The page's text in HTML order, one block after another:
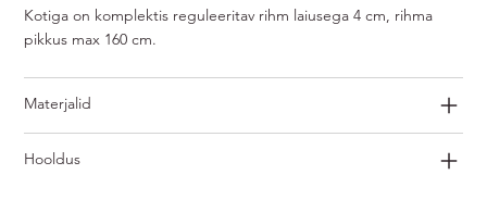
Kotiga on komplektis reguleeritav rihm laiusega 4 cm, rihma
pikkus max 160 cm.
Materjalid
Hooldus